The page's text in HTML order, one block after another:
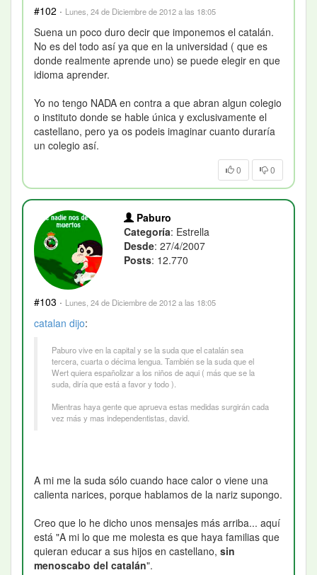
#102 · Lunes, 24 de Diciembre de 2012 a las 18:05
Suena un poco duro decir que imponemos el catalán.
No es del todo así ya que en la universidad ( que es
donde realmente aprende uno) se puede elegir en que
idioma aprender.
Yo no tengo NADA en contra a que abran algun colegio
o instituto donde se hable única y exclusivamente el
castellano, pero ya os podeis imaginar cuanto duraría
un colegio así.
0 0
Paburo
Categoría: Estrella
Desde: 27/4/2007
Posts: 12.770
#103 · Lunes, 24 de Diciembre de 2012 a las 18:05
catalan dijo:
Paburo vive en la capital y se la suda que el catalán sea
tercera, cuarta o décima lengua. También se la suda que el
Wert quiera españolizar a los niños de aqui ( más que se la
suda, diría que está a favor y todo ).
Mientras haya gente que aprueva estas medidas surgirán cada
vez más y mas independentistas, david.
A mi me la suda sólo cuando hace calor o viene una
calienta narices, porque hablamos de la nariz supongo.
Creo que lo he dicho unos mensajes más arriba... aquí
está "A mi lo que me molesta es que haya familias que
quieran educar a sus hijos en castellano, sin
menoscabo del catalán".